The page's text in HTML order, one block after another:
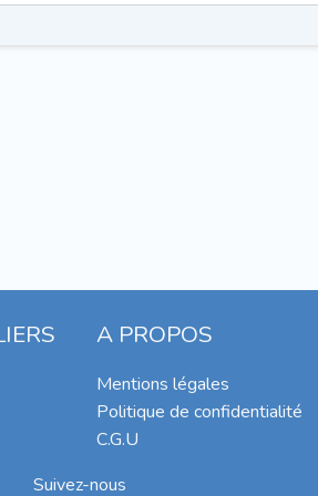
A PROPOS
Mentions légales
Politique de confidentialité
C.G.U
Suivez-nous